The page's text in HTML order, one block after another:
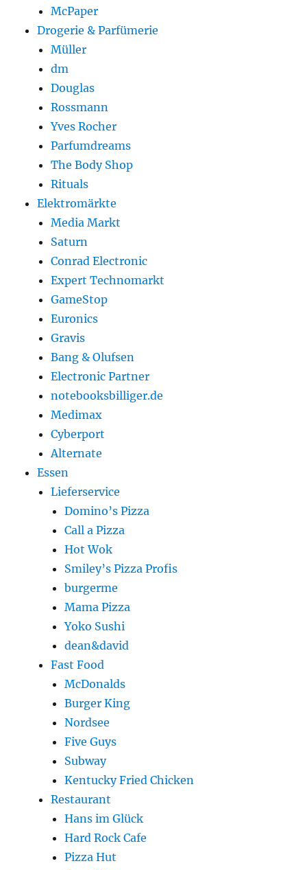
McPaper
Drogerie & Parfümerie
Müller
dm
Douglas
Rossmann
Yves Rocher
Parfumdreams
The Body Shop
Rituals
Elektromärkte
Media Markt
Saturn
Conrad Electronic
Expert Technomarkt
GameStop
Euronics
Gravis
Bang & Olufsen
Electronic Partner
notebooksbilliger.de
Medimax
Cyberport
Alternate
Essen
Lieferservice
Domino’s Pizza
Call a Pizza
Hot Wok
Smiley’s Pizza Profis
burgerme
Mama Pizza
Yoko Sushi
dean&david
Fast Food
McDonalds
Burger King
Nordsee
Five Guys
Subway
Kentucky Fried Chicken
Restaurant
Hans im Glück
Hard Rock Cafe
Pizza Hut